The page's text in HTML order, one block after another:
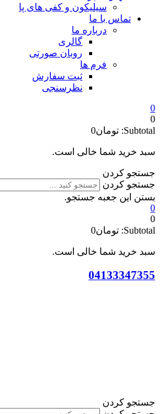
سیلیکون و کفی های پا
تماس با ما
درباره ما
گالری
روبان صورتی
فرم ها
ثبت سفارش
نظرسنجی
0
0
Subtotal: تومان0
سبد خرید شما خالی است.
جستجو کردن
جستجو کردن
بستن این جعبه جستجو.
0
0
Subtotal: تومان0
سبد خرید شما خالی است.
04133347355
جستجو کردن